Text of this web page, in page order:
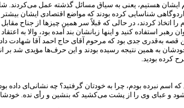
هستیم، یعنی به سیاق مسائل گذشته عمل می‌کردند.
شناسایی کرده بودند که مواضع اقتصادی ایشان
اتخاذ کردند، در حالی که قبلاً سر همین چیزها از جناح
استفاده کنید و اینها زبانشان بند آمده بود، والا
به‌قدری جدی بود که مرحوم آقای حاج احمد آقا شهادت
خودشان به همین نتیجه رسیده بودند و این حرف‌ها مؤیدی
اسم نبرده بودم، چرا به خودتان گرفتید؟ چه نشانی‌ای
و عبای وی را از پشت می‌کشید که بنشین و رأی نده.